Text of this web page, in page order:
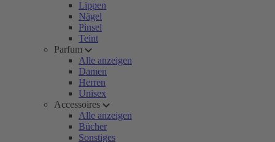
Lippen
Nägel
Pinsel
Teint
Parfum
Alle anzeigen
Damen
Herren
Unisex
Accessoires
Alle anzeigen
Bücher
Sonstiges